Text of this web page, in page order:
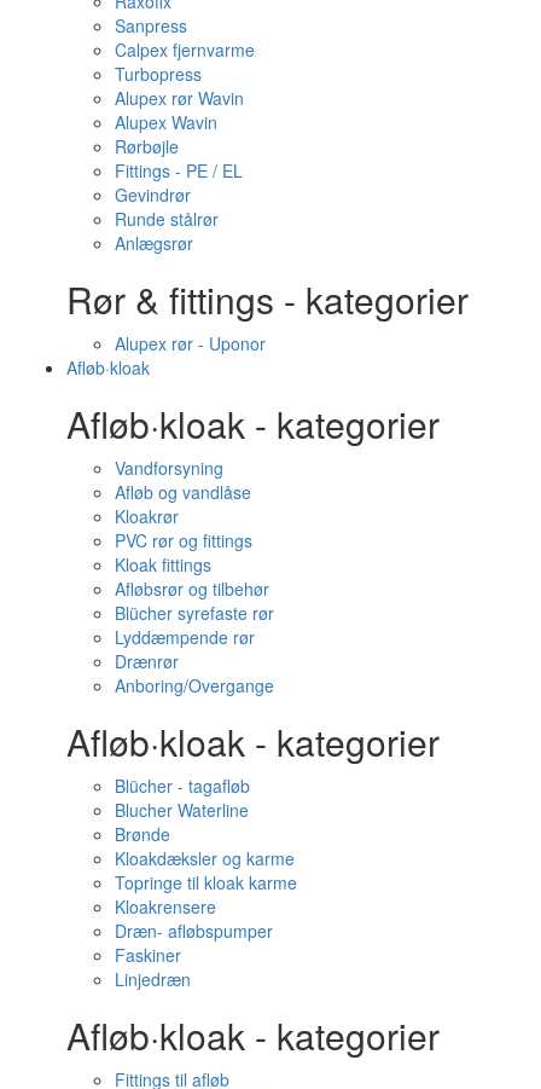
Sanpress
Calpex fjernvarme
Turbopress
Alupex rør Wavin
Alupex Wavin
Rørbøjle
Fittings - PE / EL
Gevindrør
Runde stålrør
Anlægsrør
Rør & fittings - kategorier
Alupex rør - Uponor
Afløb·kloak
Afløb·kloak - kategorier
Vandforsyning
Afløb og vandlåse
Kloakrør
PVC rør og fittings
Kloak fittings
Afløbsrør og tilbehør
Blücher syrefaste rør
Lyddæmpende rør
Drænrør
Anboring/Overgange
Afløb·kloak - kategorier
Blücher - tagafløb
Blucher Waterline
Brønde
Kloakdæksler og karme
Topringe til kloak karme
Kloakrensere
Dræn- afløbspumper
Faskiner
Linjedræn
Afløb·kloak - kategorier
Fittings til afløb